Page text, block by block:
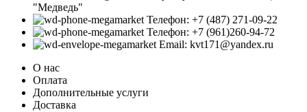
"Медведь"
Телефон: +7 (487) 271-09-22
Телефон: +7 (961)260-94-72
Email: kvt171@yandex.ru
О нас
Оплата
Дополнительные услуги
Доставка